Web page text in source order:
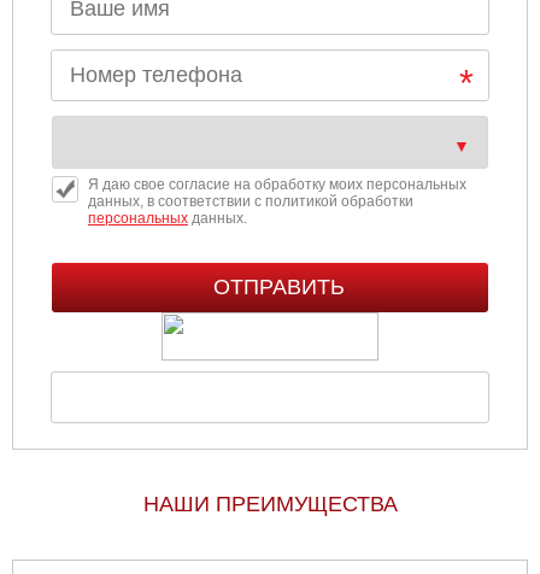
Я даю свое согласие на обработку моих персональных
данных, в соответствии с политикой обработки
персональныхданных.
НАШИ ПРЕИМУЩЕСТВА